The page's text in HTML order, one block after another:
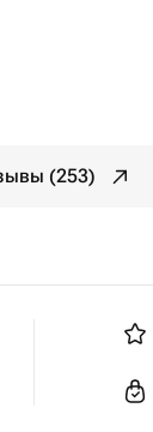
(253)